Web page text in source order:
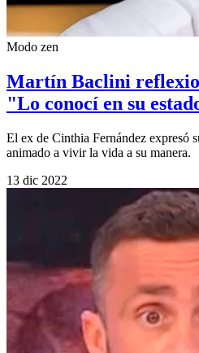
Modo zen
Martín Baclini
"Lo conocí en su
El ex de Cinthia Fernández expresó
animado a vivir la vida a su manera.
13 dic 2022